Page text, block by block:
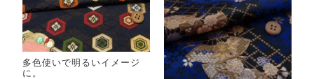
多色使いで明るいイメージ
に。